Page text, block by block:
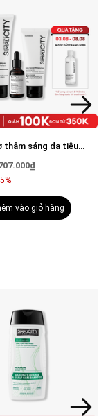
thâm sáng da tiêu
vào giỏ hàng